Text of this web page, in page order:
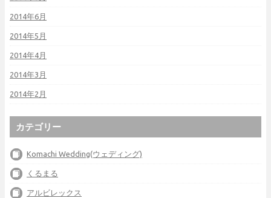
2014年6月
2014年5月
2014年4月
2014年3月
2014年2月
カテゴリー
Komachi Wedding(ウェディング)
くるまる
アルビレックス